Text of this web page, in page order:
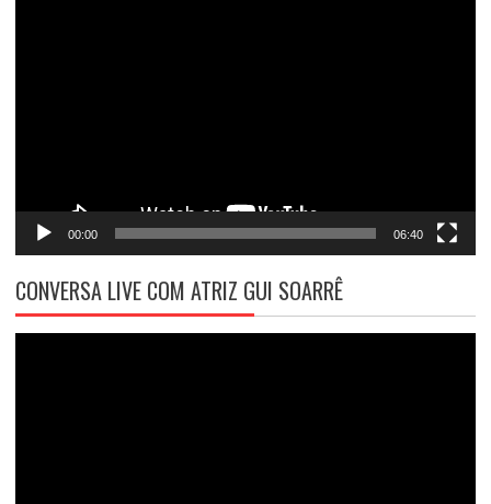
00:00 06:40
CONVERSA LIVE COM ATRIZ GUI SOARRÊ